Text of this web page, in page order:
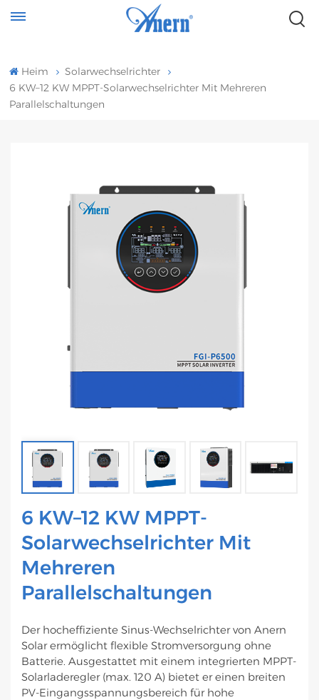
Heim
Solarwechselrichter
6 KW–12 KW MPPT-Solarwechselrichter Mit Mehreren
Parallelschaltungen
6 KW–12 KW MPPT-
Solarwechselrichter Mit
Mehreren
Parallelschaltungen
Der hocheffiziente Sinus-Wechselrichter von Anern
Solar ermöglicht flexible Stromversorgung ohne
Batterie. Ausgestattet mit einem integrierten MPPT-
Solarladeregler (max. 120 A) bietet er einen breiten
PV-Eingangsspannungsbereich für hohe